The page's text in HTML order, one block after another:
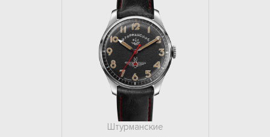
Штурманские